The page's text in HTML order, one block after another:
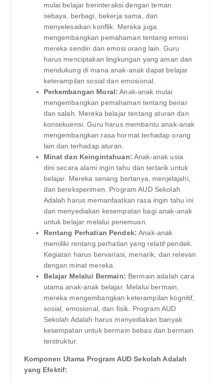
mulai belajar berinteraksi dengan teman
sebaya, berbagi, bekerja sama, dan
menyelesaikan konflik. Mereka juga
mengembangkan pemahaman tentang emosi
mereka sendiri dan emosi orang lain. Guru
harus menciptakan lingkungan yang aman dan
mendukung di mana anak-anak dapat belajar
keterampilan sosial dan emosional.
Perkembangan Moral: Anak-anak mulai
mengembangkan pemahaman tentang benar
dan salah. Mereka belajar tentang aturan dan
konsekuensi. Guru harus membantu anak-anak
mengembangkan rasa hormat terhadap orang
lain dan terhadap aturan.
Minat dan Keingintahuan: Anak-anak usia
dini secara alami ingin tahu dan tertarik untuk
belajar. Mereka senang bertanya, menjelajahi,
dan bereksperimen. Program AUD Sekolah
Adalah harus memanfaatkan rasa ingin tahu ini
dan menyediakan kesempatan bagi anak-anak
untuk belajar melalui penemuan.
Rentang Perhatian Pendek: Anak-anak
memiliki rentang perhatian yang relatif pendek.
Kegiatan harus bervariasi, menarik, dan relevan
dengan minat mereka.
Belajar Melalui Bermain: Bermain adalah cara
utama anak-anak belajar. Melalui bermain,
mereka mengembangkan keterampilan kognitif,
sosial, emosional, dan fisik. Program AUD
Sekolah Adalah harus menyediakan banyak
kesempatan untuk bermain bebas dan bermain
terstruktur.
Komponen Utama Program AUD Sekolah Adalah
yang Efektif: